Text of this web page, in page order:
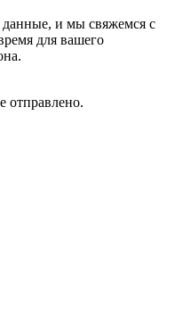
данные, и мы свяжемся с
для вашего
отправлено.